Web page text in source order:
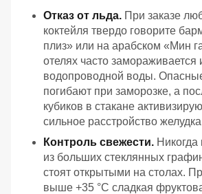
Отказ от льда. При заказе
коктейля твердо говорите
плиз» или на арабском «Мин
отелях часто замораживается
водопроводной воды.
погибают при заморозке, а
кубиков в стакане
сильное расстройство
Контроль свежести. Никогда
из больших стеклянных
стоят открытыми на столах.
выше +35 °C сладкая